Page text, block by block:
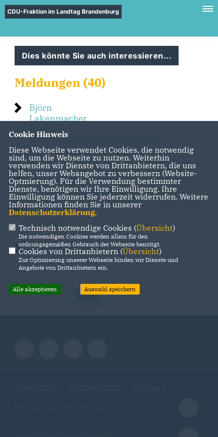
CDU-Fraktion im Landtag Brandenburg
Dies könnte Sie auch interessieren...
Meldungen (40)
Björn
Lakenmacher
zum
Waldbrandkompetenzzentrum
und
CDU-Fraktion
fasst
Brandenburg
braucht
Brandenburg.
Bereit für mehr.
MEHR
Cookie Hinweis
Diese Webseite verwendet Cookies, die notwendig
sind, um die Webseite zu nutzen. Weiterhin
verwenden wir Dienste von Drittanbietern, die uns
helfen, unser Webangebot zu verbessern (Website-
Optmierung). Für die Verwendung bestimmter
Dienste, benötigen wir Ihre Einwilligung. Ihre
Einwilligung können Sie jederzeit widerrufen. Weitere
Informationen finden Sie in unserer
Datenschutzerklärung.
Technisch notwendige Cookies (Übersicht)
Die notwendigen Cookies werden allein für den
ordnungsgemäßen Gebrauch der Webseite benötigt.
Cookies von Drittanbietern (Übersicht)
Zur Optimierung unserer Webseite binden wir Dienste und
Angebote von Drittanbietern ein.
Alle akzeptieren Auswahl speichern